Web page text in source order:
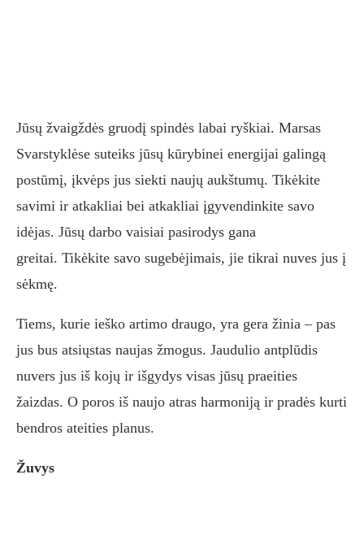
Jūsų žvaigždės gruodį spindės labai ryškiai. Marsas
Svarstyklėse suteiks jūsų kūrybinei energijai galingą
postūmį, įkvėps jus siekti naujų aukštumų. Tikėkite
savimi ir atkakliai bei atkakliai įgyvendinkite savo
idėjas. Jūsų darbo vaisiai pasirodys gana
greitai. Tikėkite savo sugebėjimais, jie tikrai nuves jus į
sėkmę.
Tiems, kurie ieško artimo draugo, yra gera žinia – pas
jus bus atsiųstas naujas žmogus. Jaudulio antplūdis
nuvers jus iš kojų ir išgydys visas jūsų praeities
žaizdas. O poros iš naujo atras harmoniją ir pradės kurti
bendros ateities planus.
Žuvys